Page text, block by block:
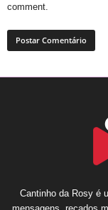
comment.
Cantinho da Rosy é